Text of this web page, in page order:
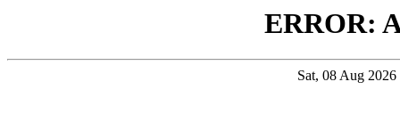
ERROR:
Sat, 08 Aug